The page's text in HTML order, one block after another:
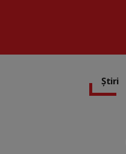
Știri